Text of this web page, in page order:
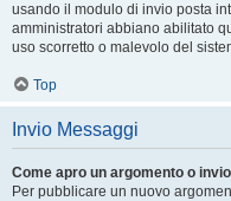
usando il modulo di invio posta
amministratori abbiano abilitato
uso scorretto o malevolo del
Top
Invio Messaggi
Come apro un argomento o
Per pubblicare un nuovo